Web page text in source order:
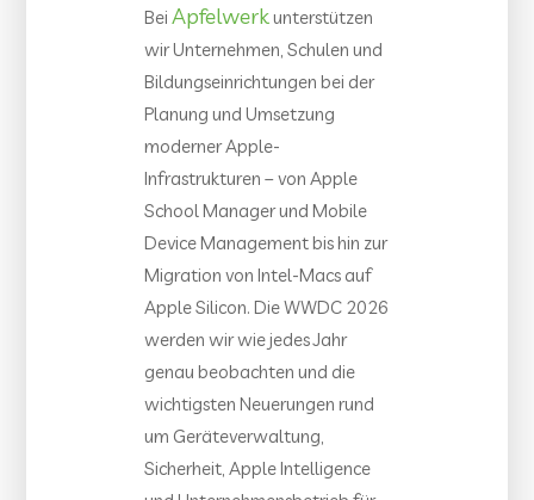
Bei Apfelwerkunterstützen
wir Unternehmen, Schulen und
Bildungseinrichtungen bei der
Planung und Umsetzung
moderner Apple-
Infrastrukturen – von Apple
School Manager und Mobile
Device Management bis hin zur
Migration von Intel-Macs auf
Apple Silicon. Die WWDC 2026
werden wir wie jedes Jahr
genau beobachten und die
wichtigsten Neuerungen rund
um Geräteverwaltung,
Sicherheit, Apple Intelligence